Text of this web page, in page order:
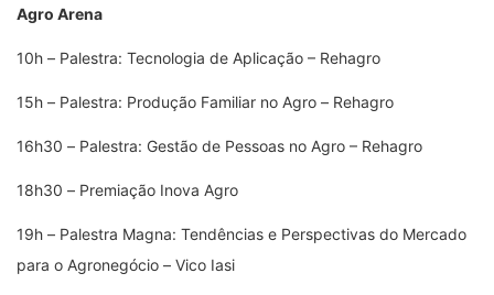
Agro Arena
10h – Palestra: Tecnologia de Aplicação – Rehagro
15h – Palestra: Produção Familiar no Agro – Rehagro
16h30 – Palestra: Gestão de Pessoas no Agro – Rehagro
18h30 – Premiação Inova Agro
19h – Palestra Magna: Tendências e Perspectivas do Mercado
para o Agronegócio – Vico Iasi